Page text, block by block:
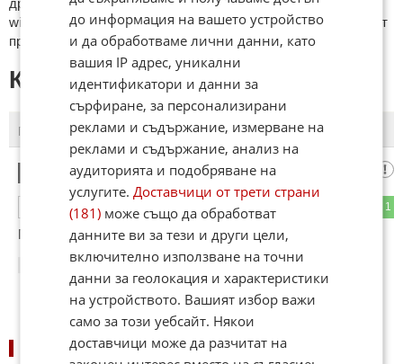
wikipedia.org, mobile.bg, imot.bg, zaplata.bg, bazar.bg ще бъдат
премахнати.
КОМЕНТАРИ КЪМ СТАТИЯТА
ПОСЛЕДНИ ПЪРВИ
Бай Дончо
1
ОТГОВОР
Потресен съм. Спирам визитата в Китай
14.05.2026
НОВИНИ ПО СПОРТОВЕ:
до информация на вашето устройство
и да обработваме лични данни, като
вашия IP адрес, уникални
идентификатори и данни за
сърфиране, за персонализирани
реклами и съдържание, измерване на
реклами и съдържание, анализ на
аудиторията и подобряване на
услугите.Доставчици от трети страни
(181) може също да обработват
данните ви за тези и други цели,
включително използване на точни
данни за геолокация и характеристики
на устройството. Вашият избор важи
само за този уебсайт. Някои
доставчици може да разчитат на